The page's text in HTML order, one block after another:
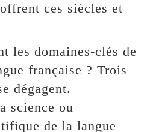
ces siècles et
les domaines-clés de
française ? Trois
dégagent.
science ou
de la langue